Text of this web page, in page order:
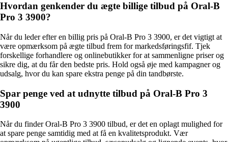
Hvordan genkender du ægte billige tilbud på Oral-B
Pro 3 3900?
Når du leder efter en billig pris på Oral-B Pro 3 3900, er det vigtigt at
være opmærksom på ægte tilbud frem for markedsføringsfif. Tjek
forskellige forhandlere og onlinebutikker for at sammenligne priser og
sikre dig, at du får den bedste pris. Hold også øje med kampagner og
udsalg, hvor du kan spare ekstra penge på din tandbørste.
Spar penge ved at udnytte tilbud på Oral-B Pro 3
3900
Når du finder Oral-B Pro 3 3900 tilbud, er det en oplagt mulighed for
at spare penge samtidig med at få en kvalitetsprodukt. Vær